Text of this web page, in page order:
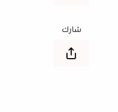
شارك